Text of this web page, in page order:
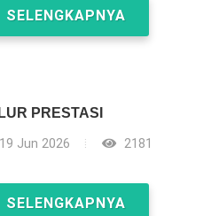
SELENGKAPNYA
PRESTASI
19 Jun 2026 2181
SELENGKAPNYA